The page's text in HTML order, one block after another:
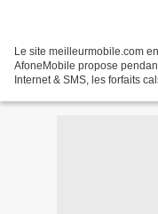
Le site meilleurmobile.com
AfoneMobile propose
Internet & SMS, les forfaits